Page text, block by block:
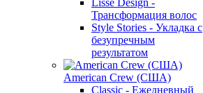
Lisse Design -
Трансформация волос
Style Stories - Укладка с
безупречным
результатом
American Crew (США)
Classic - Ежедневный